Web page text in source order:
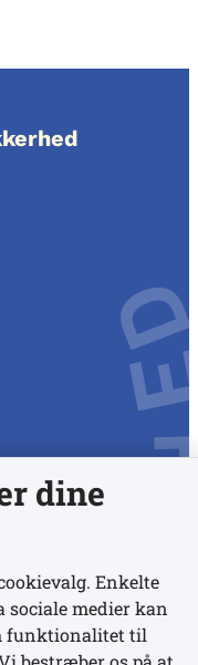
dine
Enkelte
medier kan
funktionalitet til